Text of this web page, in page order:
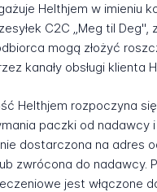
Helthjem w imieniu
C2C „Meg til Deg",
mogą złożyć
kanały obsługi klienta
Helthjem rozpoczyna
paczki od nadawcy
dostarczona na adres
zwrócona do nadawcy.
jest włączone